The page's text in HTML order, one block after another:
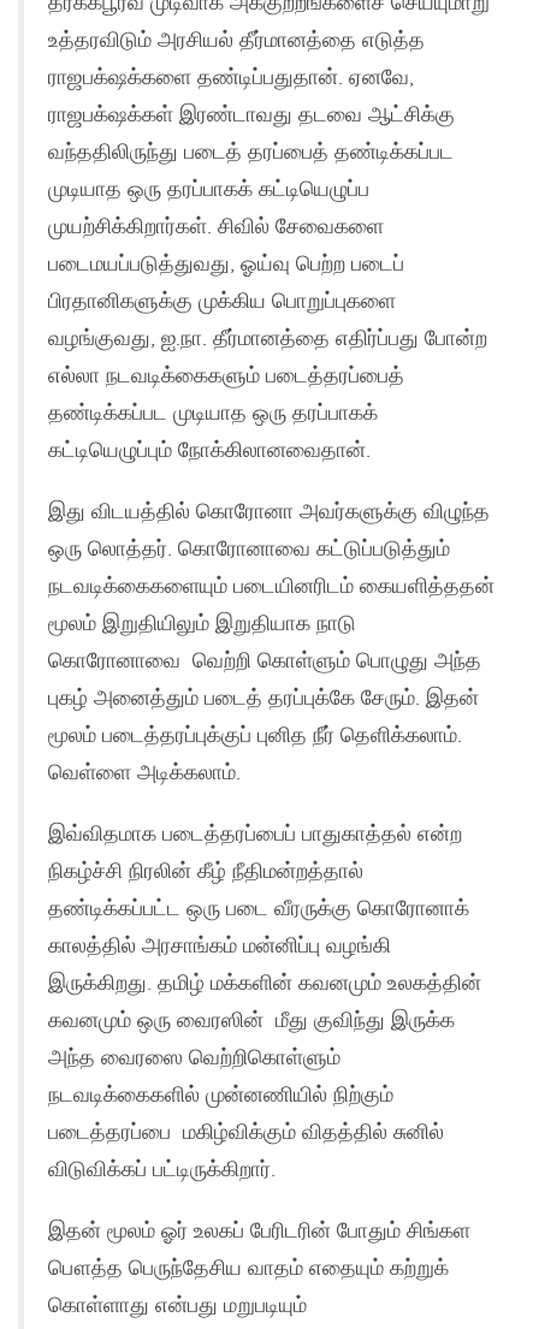
உத்தரவிடும் அரசியல் தீர்மானத்தை எடுத்த
ராஜபக்‌ஷக்களை தண்டிப்பதுதான். ஏனவே,
ராஜபக்‌ஷக்கள் இரண்டாவது தடவை ஆட்சிக்கு
வந்ததிலிருந்து படைத் தரப்பைத் தண்டிக்கப்பட
முடியாத ஒரு தரப்பாகக் கட்டியெழுப்ப
முயற்சிக்கிறார்கள். சிவில் சேவைகளை
படைமயப்படுத்துவது, ஓய்வு பெற்ற படைப்
பிரதானிகளுக்கு முக்கிய பொறுப்புகளை
வழங்குவது, ஐ.நா. தீர்மானத்தை எதிர்ப்பது போன்ற
எல்லா நடவடிக்கைகளும் படைத்தரப்பைத்
தண்டிக்கப்பட முடியாத ஒரு தரப்பாகக்
கட்டியெழுப்பும் நோக்கிலானவைதான்.
இது விடயத்தில் கொரோனா அவர்களுக்கு விழுந்த
ஒரு லொத்தர். கொரோனாவை கட்டுப்படுத்தும்
நடவடிக்கைகளையும் படையினரிடம் கையளித்ததன்
மூலம் இறுதியிலும் இறுதியாக நாடு
கொரோனாவை வெற்றி கொள்ளும் பொழுது அந்த
புகழ் அனைத்தும் படைத் தரப்புக்கே சேரும். இதன்
மூலம் படைத்தரப்புக்குப் புனித நீர் தெளிக்கலாம்.
வெள்ளை அடிக்கலாம்.
இவ்விதமாக படைத்தரப்பைப் பாதுகாத்தல் என்ற
நிகழ்ச்சி நிரலின் கீழ் நீதிமன்றத்தால்
தண்டிக்கப்பட்ட ஒரு படை வீரருக்கு கொரோனாக்
காலத்தில் அரசாங்கம் மன்னிப்பு வழங்கி
இருக்கிறது. தமிழ் மக்களின் கவனமும் உலகத்தின்
கவனமும் ஒரு வைரஸின் மீது குவிந்து இருக்க
அந்த வைரஸை வெற்றிகொள்ளும்
நடவடிக்கைகளில் முன்னணியில் நிற்கும்
படைத்தரப்பை மகிழ்விக்கும் விதத்தில் சுனில்
விடுவிக்கப் பட்டிருக்கிறார்.
இதன் மூலம் ஓர் உலகப் பேரிடரின் போதும் சிங்கள
பௌத்த பெருந்தேசிய வாதம் எதையும் கற்றுக்
கொள்ளாது என்பது மறுபடியும்